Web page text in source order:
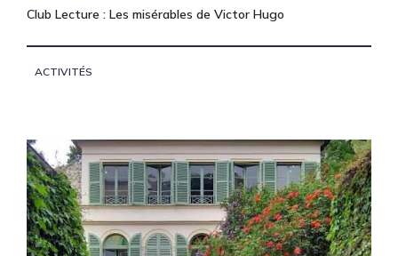
Club Lecture : Les misérables de Victor Hugo
ACTIVITÉS